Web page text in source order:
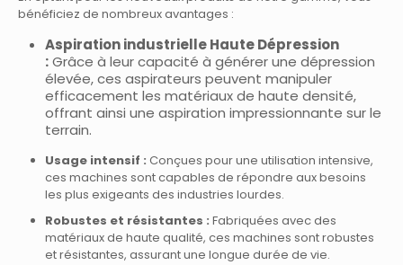
bénéficiez de nombreux avantages :
Aspiration industrielle Haute Dépression
:Grâce à leur capacité à générer une dépression
élevée, ces aspirateurs peuvent manipuler
efficacement les matériaux de haute densité,
offrant ainsi une aspiration impressionnante sur le
terrain.
Usage intensif : Conçues pour une utilisation intensive,
ces machines sont capables de répondre aux besoins
les plus exigeants des industries lourdes.
Robustes et résistantes : Fabriquées avec des
matériaux de haute qualité, ces machines sont robustes
et résistantes, assurant une longue durée de vie.